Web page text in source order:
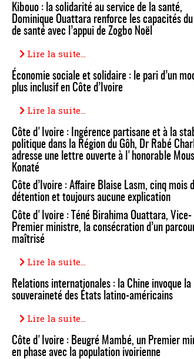
Kibouo : la solidarité au service de la santé,
Dominique Ouattara renforce les capacités
de santé avec l’appui de Zogbo Noël
Lire la suite...
Économie sociale et solidaire : le pari d’un
plus inclusif en Côte d’Ivoire
Lire la suite...
Côte d'Ivoire : Ingérence partisane et à la
politique dans la Région du Gôh, Dr Rabé
adresse une lettre ouverte à l'honorable
Konaté
Côte d’Ivoire : Affaire Blaise Lasm, cinq mois
détention et toujours aucune explication
Côte d'Ivoire : Téné Birahima Ouattara, Vice-
Premier ministre, la consécration d’un
maîtrisé
Lire la suite...
Relations internationales : la Chine invoque la
souveraineté des États latino-américains
Lire la suite...
Côte d'Ivoire : Beugré Mambé, un Premier
en phase avec la population ivoirienne